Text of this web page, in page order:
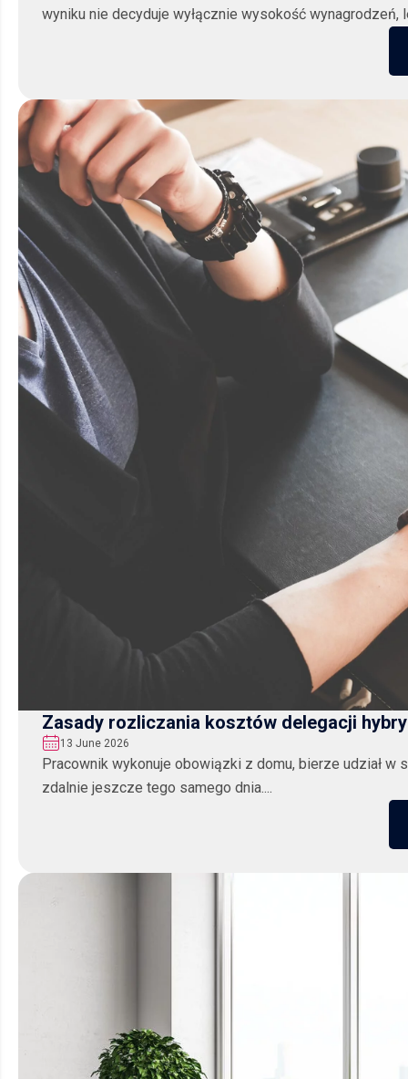
wyniku nie decyduje wyłącznie wysokość wynagrodzeń,
Zasady rozliczania kosztów delegacji
13 June 2026
Pracownik wykonuje obowiązki z domu, bierze udział w
zdalnie jeszcze tego samego dnia....